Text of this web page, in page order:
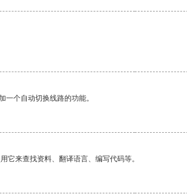
个自动切换线路的功能。
它来查找资料、翻译语言、编写代码等。